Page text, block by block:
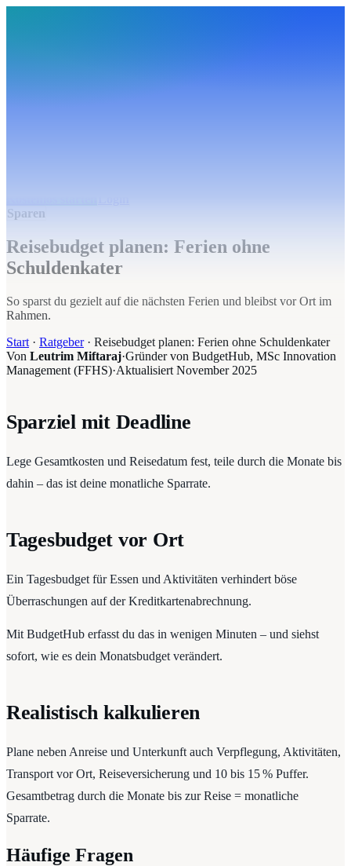
Sparen
Reisebudget planen: Ferien ohne
Schuldenkater
So sparst du gezielt auf die nächsten Ferien und bleibst vor Ort im
Rahmen.
Start · Ratgeber· Reisebudget planen: Ferien ohne Schuldenkater
Von Leutrim Miftaraj·Gründer von BudgetHub, MSc Innovation
Management (FFHS)·Aktualisiert November 2025
Sparziel mit Deadline
Lege Gesamtkosten und Reisedatum fest, teile durch die Monate bis
dahin – das ist deine monatliche Sparrate.
Tagesbudget vor Ort
Ein Tagesbudget für Essen und Aktivitäten verhindert böse
Überraschungen auf der Kreditkartenabrechnung.
Mit BudgetHub erfasst du das in wenigen Minuten – und siehst
sofort, wie es dein Monatsbudget verändert.
Realistisch kalkulieren
Plane neben Anreise und Unterkunft auch Verpflegung, Aktivitäten,
Transport vor Ort, Reiseversicherung und 10 bis 15 % Puffer.
Gesamtbetrag durch die Monate bis zur Reise = monatliche
Sparrate.
Häufige Fragen